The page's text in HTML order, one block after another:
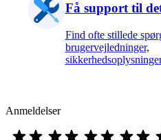
Få support til
Find ofte stillede
brugervejledninger,
Anmeldelser